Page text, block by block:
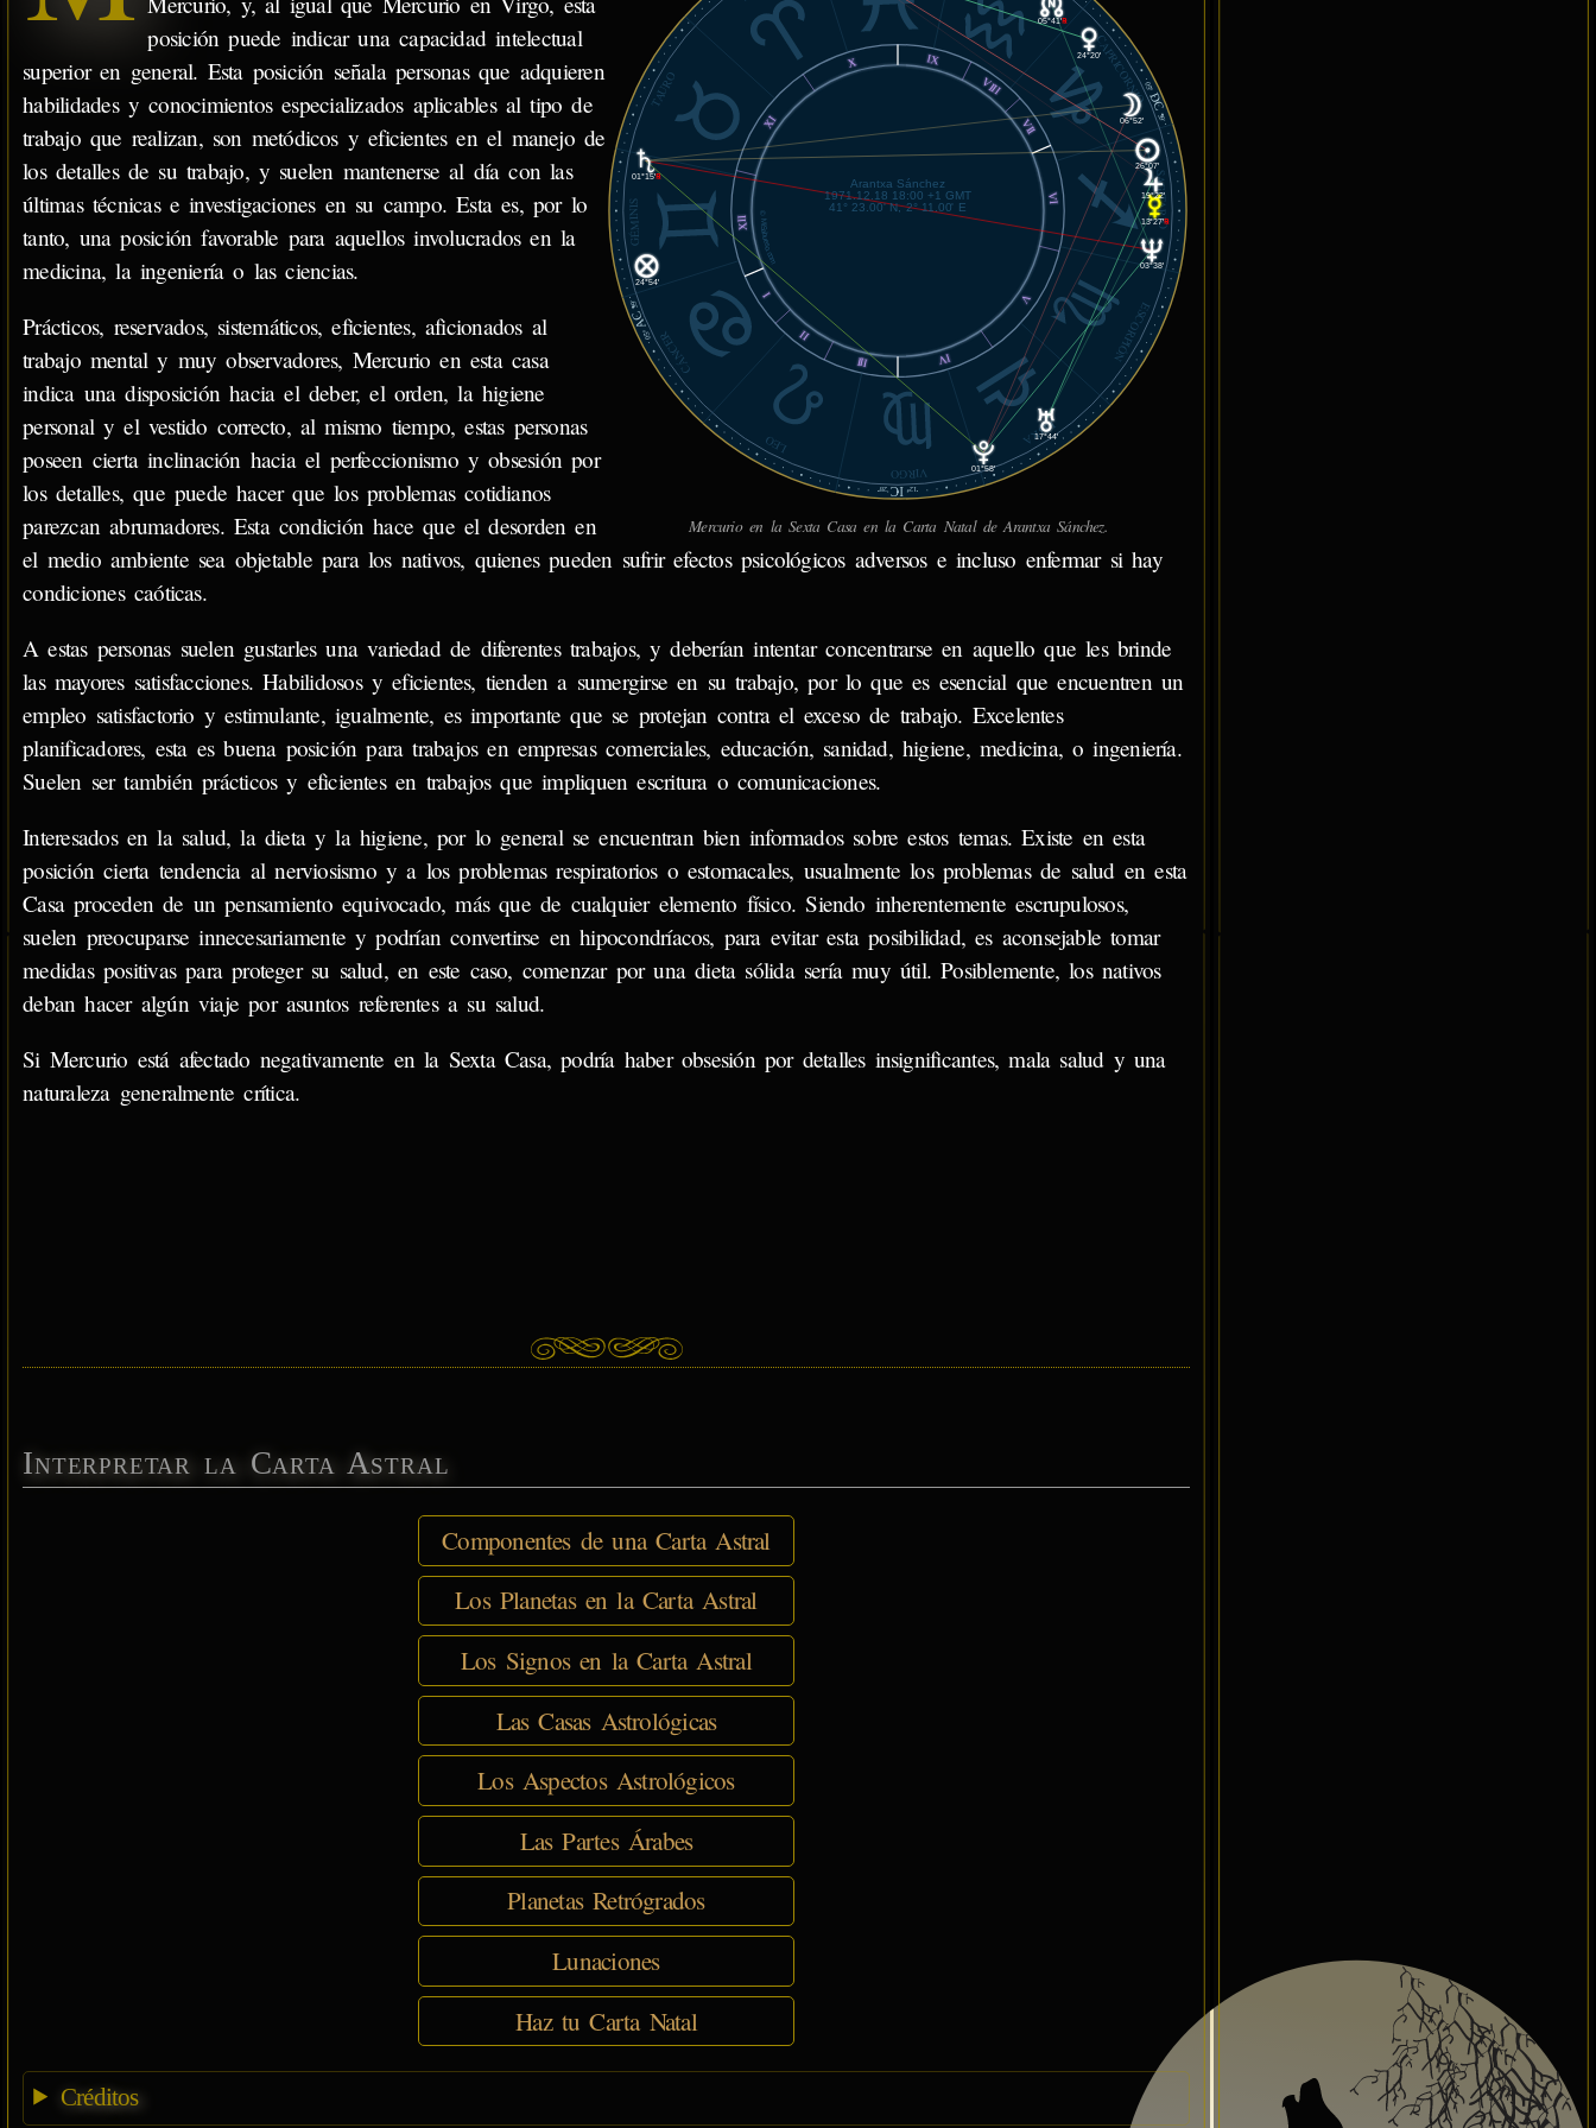
© MiSabueso.com
05°
AC
39'
05°
DC
39'
12°
IC
28'
TAURO
GÉMINIS
CÁNCER
LEO
VIRGO
LIBRA
ESCORPIÓN
SAGITARIO
CAPRICORNIO
X
XI
XII
I
II
III IV
V
VI
VII
VIII
IX
26°07'
06°52'
13°27'℞
24°20'
19°22'
01°15'℞
17°44'
03°38'
01°58'
05°41'℞
24°54'
Arantxa Sánchez
1971.12.18 18:00 +1 GMT
41° 23.00' N, 2° 11.00' E
Mercurio en la Sexta Casa en la Carta Natal de Arantxa Sánchez.
posición puede indicar una capacidad intelectual
superior en general. Esta posición señala personas que adquieren
habilidades y conocimientos especializados aplicables al tipo de
trabajo que realizan, son metódicos y eficientes en el manejo de
los detalles de su trabajo, y suelen mantenerse al día con las
últimas técnicas e investigaciones en su campo. Esta es, por lo
tanto, una posición favorable para aquellos involucrados en la
medicina, la ingeniería o las ciencias.
Prácticos, reservados, sistemáticos, eficientes, aficionados al
trabajo mental y muy observadores, Mercurio en esta casa
indica una disposición hacia el deber, el orden, la higiene
personal y el vestido correcto, al mismo tiempo, estas personas
poseen cierta inclinación hacia el perfeccionismo y obsesión por
los detalles, que puede hacer que los problemas cotidianos
parezcan abrumadores. Esta condición hace que el desorden en
el medio ambiente sea objetable para los nativos, quienes pueden sufrir efectos psicológicos adversos e incluso enfermar si hay
condiciones caóticas.
A estas personas suelen gustarles una variedad de diferentes trabajos, y deberían intentar concentrarse en aquello que les brinde
las mayores satisfacciones. Habilidosos y eficientes, tienden a sumergirse en su trabajo, por lo que es esencial que encuentren un
empleo satisfactorio y estimulante, igualmente, es importante que se protejan contra el exceso de trabajo. Excelentes
planificadores, esta es buena posición para trabajos en empresas comerciales, educación, sanidad, higiene, medicina, o ingeniería.
Suelen ser también prácticos y eficientes en trabajos que impliquen escritura o comunicaciones.
Interesados en la salud, la dieta y la higiene, por lo general se encuentran bien informados sobre estos temas. Existe en esta
posición cierta tendencia al nerviosismo y a los problemas respiratorios o estomacales, usualmente los problemas de salud en esta
Casa proceden de un pensamiento equivocado, más que de cualquier elemento físico. Siendo inherentemente escrupulosos,
suelen preocuparse innecesariamente y podrían convertirse en hipocondríacos, para evitar esta posibilidad, es aconsejable tomar
medidas positivas para proteger su salud, en este caso, comenzar por una dieta sólida sería muy útil. Posiblemente, los nativos
deban hacer algún viaje por asuntos referentes a su salud.
Si Mercurio está afectado negativamente en la Sexta Casa, podría haber obsesión por detalles insignificantes, mala salud y una
naturaleza generalmente crítica.
Interpretar la Carta Astral
Componentes de una Carta Astral
Los Planetas en la Carta Astral
Los Signos en la Carta Astral
Las Casas Astrológicas
Los Aspectos Astrológicos
Las Partes Árabes
Planetas Retrógrados
Lunaciones
Haz tu Carta Natal
Créditos